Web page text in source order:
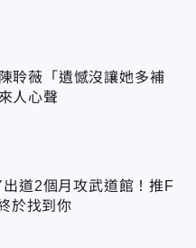
聆薇「遺憾沒讓她多補
人心聲
出道2個月攻武道館！推F
於找到你